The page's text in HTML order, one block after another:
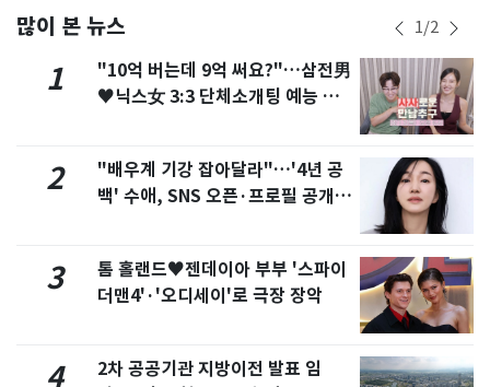
많이 본 뉴스 1/2
1
"10억 버는데 9억 써요?"…삼전男
♥닉스女 3:3 단체소개팅 예능 화
2
"배우계 기강 잡아달라"…'4년 공
백' 수애, SNS 오픈·프로필 공개
3
톰 홀랜드♥젠데이아 부부 '스파이
더맨4'·'오디세이'로 극장 장악
4
2차 공공기관 지방이전 발표 임